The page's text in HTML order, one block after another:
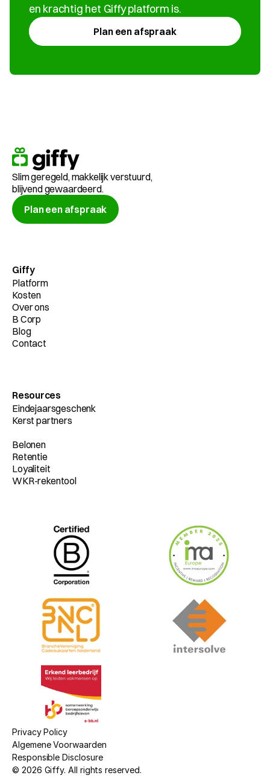
en krachtig het Giffy platform is.
Plan een afspraak
Slim geregeld, makkelijk verstuurd,
blijvend gewaardeerd.
Plan een afspraak
Giffy
Platform
Kosten
Over ons
B Corp
Blog
Contact
Resources
Eindejaarsgeschenk
Kerst partners
Belonen
Retentie
Loyaliteit
WKR-rekentool
© 2026 Giffy. All rights reserved.
Privacy Policy
Algemene Voorwaarden
Responsible Disclosure